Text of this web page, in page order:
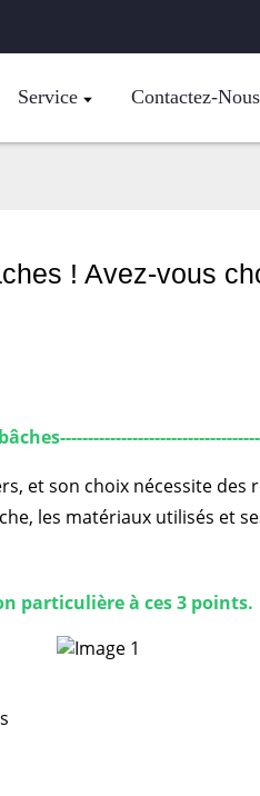
Service Contactez-Nous
! Avez-vous
et son choix nécessite des
les matériaux utilisés et
particulière à ces 3 points.